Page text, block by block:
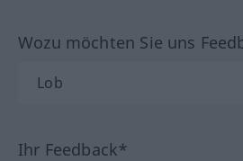
Wozu möchten Sie uns
Ihr Feedback*